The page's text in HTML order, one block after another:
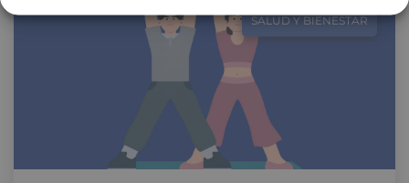
SALUD Y BIENESTAR